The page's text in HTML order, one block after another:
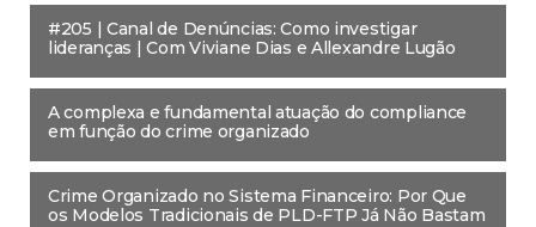
#205 | Canal de Denúncias: Como investigar
lideranças | Com Viviane Dias e Allexandre Lugão
A complexa e fundamental atuação do compliance
em função do crime organizado
Crime Organizado no Sistema Financeiro: Por Que
os Modelos Tradicionais de PLD-FTP Já Não Bastam